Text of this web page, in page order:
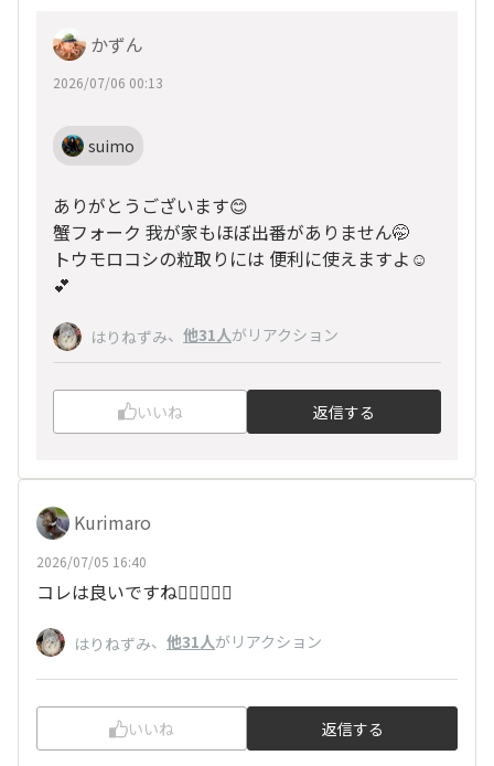
かずん
2026/07/06 00:13
suimo
ありがとうございます😊
蟹フォーク 我が家もほぼ出番がありません🤭
トウモロコシの粒取りには 便利に使えますよ☺️
💕
はりねずみ、 他31人がリアクション
いいね 返信する
Kurimaro
2026/07/05 16:40
コレは良いですね👍🏻👍🏻✨
はりねずみ、 他31人がリアクション
いいね 返信する